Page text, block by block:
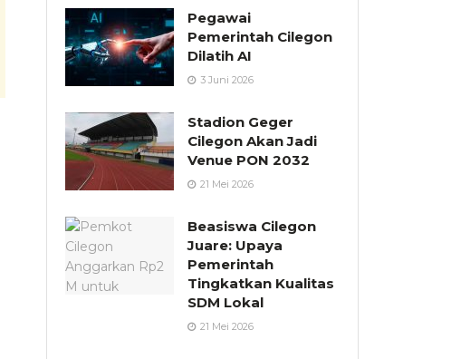
Pegawai
Pemerintah Cilegon
Dilatih AI
3 Juni 2026
Stadion Geger
Cilegon Akan Jadi
Venue PON 2032
21 Mei 2026
Beasiswa Cilegon
Juare: Upaya
Pemerintah
Tingkatkan Kualitas
SDM Lokal
21 Mei 2026